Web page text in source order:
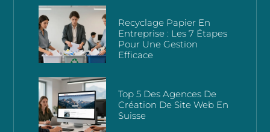
Recyclage Papier En
Entreprise : Les 7 Étapes
Pour Une Gestion
Efficace
Top 5 Des Agences De
Création De Site Web En
Suisse